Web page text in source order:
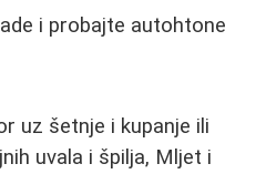
i probajte autohtone
uz šetnje i kupanje ili
uvala i špilja, Mljet i